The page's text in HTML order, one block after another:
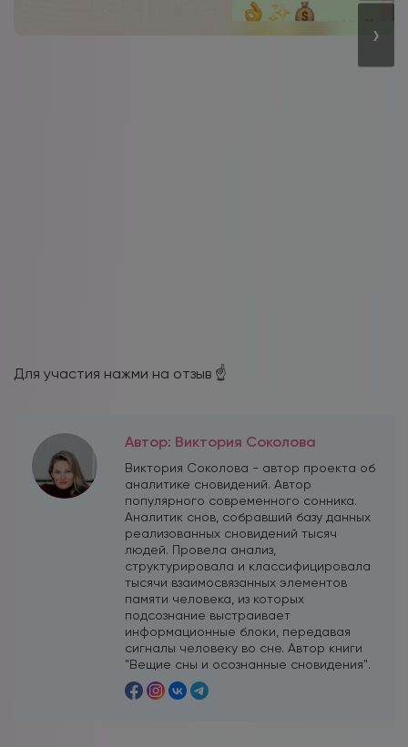
›
Для участия нажми на отзыв ☝️
Автор: Виктория Соколова
Виктория Соколова - автор проекта об
аналитике сновидений. Автор
популярного современного сонника.
Аналитик снов, собравший базу данных
реализованных сновидений тысяч
людей. Провела анализ,
структурировала и классифицировала
тысячи взаимосвязанных элементов
памяти человека, из которых
подсознание выстраивает
информационные блоки, передавая
сигналы человеку во сне. Автор книги
"Вещие сны и осознанные сновидения".